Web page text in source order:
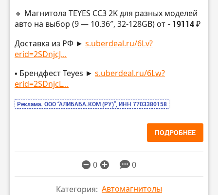
🔸 Магнитола TEYES CC3 2K для разных моделей
авто на выбор (9 — 10.36″, 32-128GB) от- 19114 ₽
Доставка из РФ ► s.uberdeal.ru/6Lv?
erid=2SDnjcJ...
▪️ Брендфест Teyes ► s.uberdeal.ru/6Lw?
erid=2SDnjcL...
Реклама. ООО “АЛИБАБА.КОМ (РУ)”, ИНН 7703380158
ПОДРОБНЕЕ
0 0
Категория: Автомагнитолы